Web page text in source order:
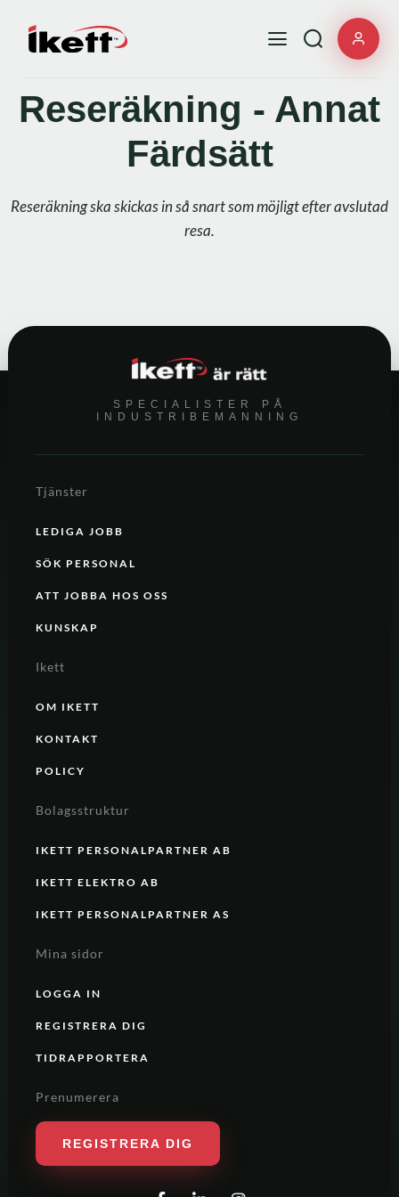
Reseräkning - Annat
Färdsätt
Reseräkning ska skickas in så snart som möjligt efter avslutad
resa.
SPECIALISTER PÅ
INDUSTRIBEMANNING
Tjänster
LEDIGA JOBB
SÖK PERSONAL
ATT JOBBA HOS OSS
KUNSKAP
Ikett
OM IKETT
KONTAKT
POLICY
Bolagsstruktur
IKETT PERSONALPARTNER AB
IKETT ELEKTRO AB
IKETT PERSONALPARTNER AS
Mina sidor
LOGGA IN
REGISTRERA DIG
TIDRAPPORTERA
Prenumerera
REGISTRERA DIG